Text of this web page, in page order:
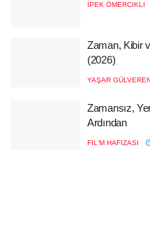
İPEK ÖMERCIKLI
Zaman, Kibir
(2026)
YAŞAR
Zamansız,
Ardından
FIL'M HAFIZASI